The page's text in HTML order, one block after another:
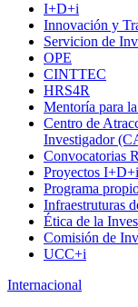
I+D+i
Innovación y
Servicion de
OPE
CINTTEC
HRS4R
Mentoría para
Centro de
Investigador
Convocatorias
Proyectos I+D+i
Programa
Infraestruturas
Ética de la
Comisión de
UCC+i
Internacional